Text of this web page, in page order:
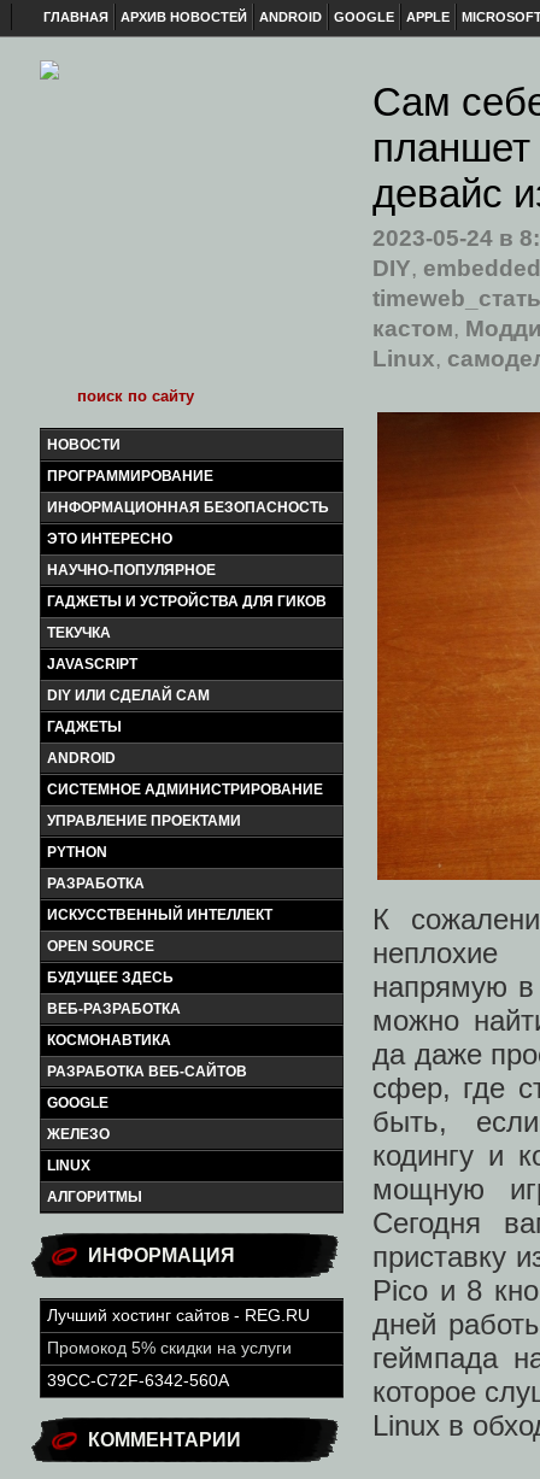
ГЛАВНАЯ АРХИВ НОВОСТЕЙ ANDROID GOOGLE APPLE
НОВОСТИ
ПРОГРАММИРОВАНИЕ
ИНФОРМАЦИОННАЯ БЕЗОПАСНОСТЬ
ЭТО ИНТЕРЕСНО
НАУЧНО-ПОПУЛЯРНОЕ
ГАДЖЕТЫ И УСТРОЙСТВА ДЛЯ ГИКОВ
ТЕКУЧКА
JAVASCRIPT
DIY ИЛИ СДЕЛАЙ САМ
ГАДЖЕТЫ
ANDROID
СИСТЕМНОЕ АДМИНИСТРИРОВАНИЕ
УПРАВЛЕНИЕ ПРОЕКТАМИ
PYTHON
РАЗРАБОТКА
ИСКУССТВЕННЫЙ ИНТЕЛЛЕКТ
OPEN SOURCE
БУДУЩЕЕ ЗДЕСЬ
ВЕБ-РАЗРАБОТКА
КОСМОНАВТИКА
РАЗРАБОТКА ВЕБ-САЙТОВ
GOOGLE
ЖЕЛЕЗО
LINUX
АЛГОРИТМЫ
ИНФОРМАЦИЯ
Лучший хостинг сайтов - REG.RU
Промокод 5% скидки на услуги
39CC-C72F-6342-560A
КОММЕНТАРИИ
Сам
планшет
девайс
2023-05-24 в
DIY, embedded
кастом,
Linux,
К
неплохие
напрямую в
можно
да даже
сфер, где
быть,
кодингу и
мощную
Сегодня
приставку
Pico и 8
дней
геймпада
которое
Linux в